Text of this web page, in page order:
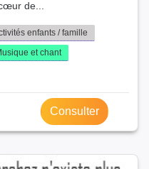
de...
enfants / famille
et chant
Consulter